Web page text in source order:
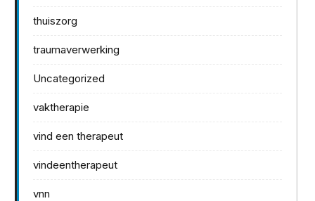
thuiszorg
traumaverwerking
Uncategorized
vaktherapie
vind een therapeut
vindeentherapeut
vnn